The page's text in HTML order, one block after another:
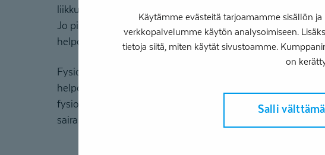
Käytämme evästeitä tarjoamamme sisällön
verkkopalvelumme käytön analysoimiseen.
tietoja siitä, miten käytät sivustoamme.
on
Salli
liikkumaan turvallisesti ja elämään omatoimista, aktiivista
Jo pienillä liikkumisen muutoksilla ja harjoitteilla voidaan
helpottaa jokapäiväistä arkea merkittävästi.
Fysioterapian avulla voidaan vahvistaa lihasvoimaa ja
helpottaa kipuja sekä tukea arjessa pärjäämistä. Lisäksi
fysioterapia auttaa ehkäisemään kaatumisia ja tukee
sairauden tai leikkauksen jälkeen.